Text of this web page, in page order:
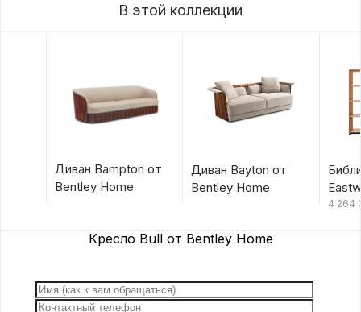
В этой коллекции
Диван Bampton от
Bentley Home
Диван Bayton от
Bentley Home
Home
4 264
Кресло Bull от Bentley Home